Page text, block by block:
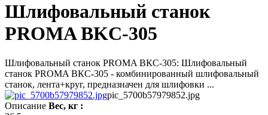
Шлифовальный станок
PROMA BKC-305
Шлифовальный станок PROMA ВКС-305: Шлифовальный
станок PROMA ВКС-305 - комбинированный шлифовальный
станок, лента+круг, предназначен для шлифовки ...
pic_5700b57979852.jpg
Описание Вес, кг :